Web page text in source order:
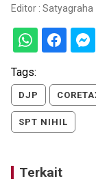
Editor : Satyagraha
Tags:
DJP
SPT NIHIL
Terkait